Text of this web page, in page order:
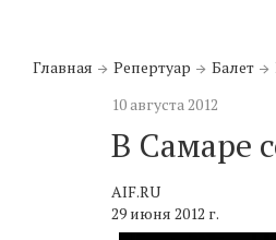
Главная Репертуар Балет
10 августа 2012
В Самаре
AIF.RU
29 июня 2012 г.